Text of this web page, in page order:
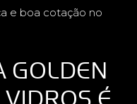
e boa cotação no
GOLDEN